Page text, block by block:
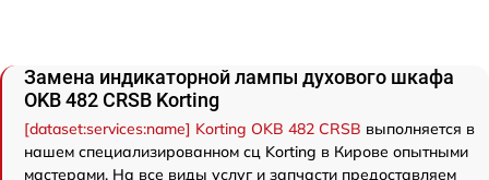
Замена индикаторной лампы духового шкафа
OKB 482 CRSB Korting
[dataset:services:name] Korting OKB 482 CRSB выполняется в
нашем специализированном сц Korting в Кирове опытными
мастерами. На все виды услуг и запчасти предоставляем